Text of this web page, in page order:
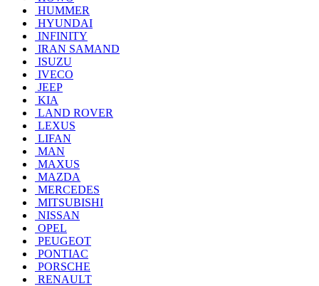
HUMMER
HYUNDAI
INFINITY
IRAN SAMAND
ISUZU
IVECO
JEEP
KIA
LAND ROVER
LEXUS
LIFAN
MAN
MAXUS
MAZDA
MERCEDES
MITSUBISHI
NISSAN
OPEL
PEUGEOT
PONTIAC
PORSCHE
RENAULT